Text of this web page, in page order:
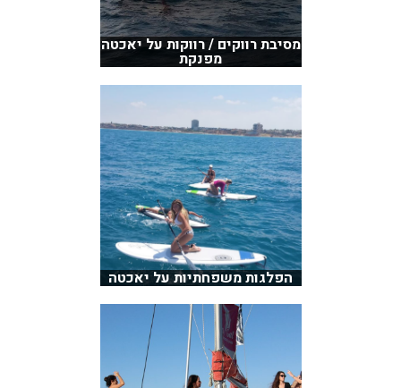
מסיבת רווקים / רווקות על יאכטה
מפנקת
הפלגות משפחתיות על יאכטה